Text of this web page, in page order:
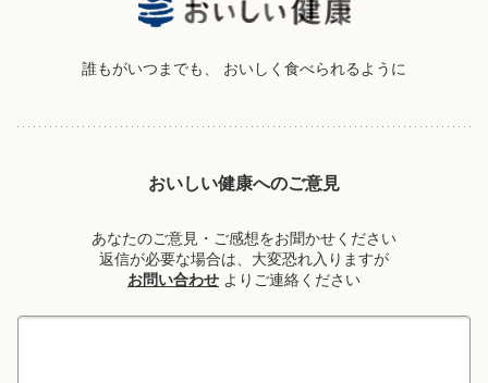
誰もがいつまでも、 おいしく食べられるように
おいしい健康へのご意見
あなたのご意見・ご感想をお聞かせください
返信が必要な場合は、大変恐れ入りますが
お問い合わせ よりご連絡ください